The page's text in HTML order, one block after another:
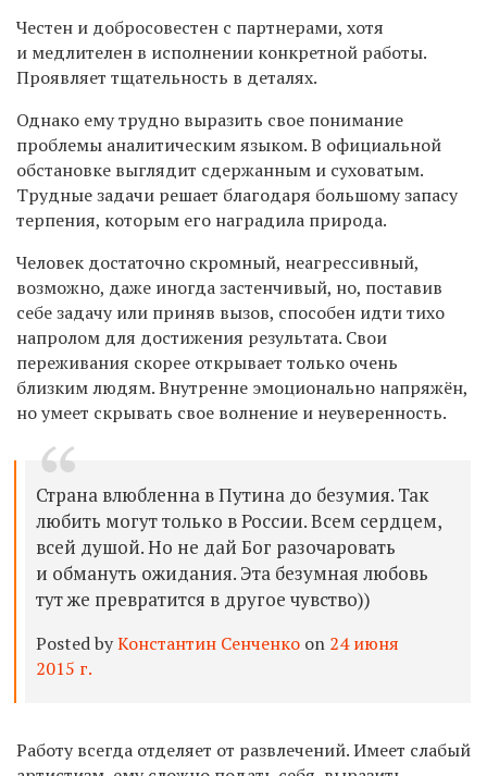
Честен и добросовестен с партнерами, хотя
и медлителен в исполнении конкретной работы.
Проявляет тщательность в деталях.
Однако ему трудно выразить свое понимание
проблемы аналитическим языком. В официальной
обстановке выглядит сдержанным и суховатым.
Трудные задачи решает благодаря большому запасу
терпения, которым его наградила природа.
Человек достаточно скромный, неагрессивный,
возможно, даже иногда застенчивый, но, поставив
себе задачу или приняв вызов, способен идти тихо
напролом для достижения результата. Свои
переживания скорее открывает только очень
близким людям. Внутренне эмоционально напряжён,
но умеет скрывать свое волнение и неуверенность.
Страна влюбленна в Путина до безумия. Так
любить могут только в России. Всем сердцем,
всей душой. Но не дай Бог разочаровать
и обмануть ожидания. Эта безумная любовь
тут же превратится в другое чувство))
Posted byКонстантин Сенченко on 24 июня
2015 г.
Работу всегда отделяет от развлечений. Имеет слабый